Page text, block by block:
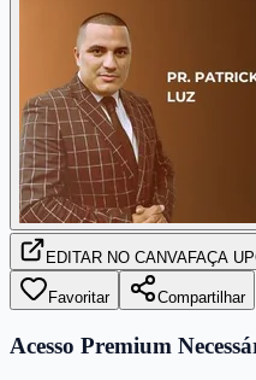
EDITAR NO CANVAFAÇA
Favoritar Compartilhar
Acesso Premium